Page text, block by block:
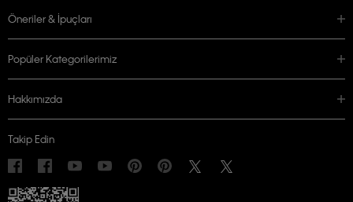
Öneriler & İpuçları
Popüler Kategorilerimiz
Hakkımızda
Takip Edin